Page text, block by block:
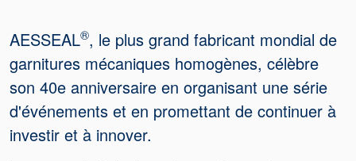
joint
Remise à
neuf des
AESSEAL®, le plus grand fabricant mondial de
garnitures mécaniques homogènes, célèbre
son 40e anniversaire en organisant une série
d'événements et en promettant de continuer à
investir et à innover.